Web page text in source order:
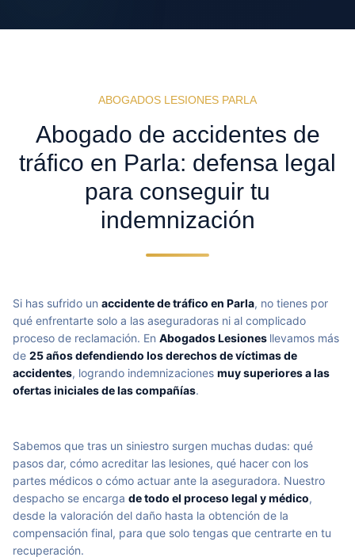
ABOGADOS LESIONES PARLA
Abogado de accidentes de
tráfico en Parla: defensa legal
para conseguir tu
indemnización
Si has sufrido un accidente de tráfico en Parla, no tienes por
qué enfrentarte solo a las aseguradoras ni al complicado
proceso de reclamación. En Abogados Lesiones llevamos más
de 25 años defendiendo los derechos de víctimas de
accidentes, logrando indemnizaciones muy superiores a las
ofertas iniciales de las compañías.
Sabemos que tras un siniestro surgen muchas dudas: qué
pasos dar, cómo acreditar las lesiones, qué hacer con los
partes médicos o cómo actuar ante la aseguradora. Nuestro
despacho se encarga de todo el proceso legal y médico,
desde la valoración del daño hasta la obtención de la
compensación final, para que solo tengas que centrarte en tu
recuperación.